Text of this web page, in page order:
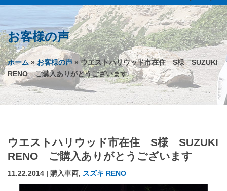
お客様の声
ホーム»お客様の声 » ウエストハリウッド市在住 S様 SUZUKI
RENO ご購入ありがとうございます
ウエストハリウッド市在住 S様 SUZUKI
RENO ご購入ありがとうございます
11.22.2014 | 購入車両, スズキ RENO